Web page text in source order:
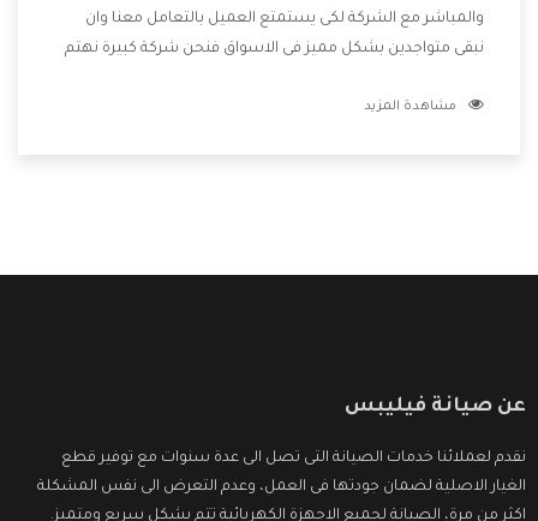
والمباشر مع الشركة لكى يستمتع العميل بالتعامل معنا وان
نبقى متواجدين بشكل مميز فى الاسواق فنحن شركة كبيرة نهتم
الشركة بها والتى تكون منها خدمة الصيانة التى تكون من أهم
مشاهدة المزيد
عن صيانة فيليبس
نقدم لعملائنا خدمات الصيانة التى تصل الى عدة سنوات مع توفير قطع
الغيار الاصلية لضمان جودتها فى العمل، وعدم التعرض الى نفس المشكلة
اكثر من مرة، الصيانة لجميع الاجهزة الكهربائية تتم بشكل سريع ومتميز.